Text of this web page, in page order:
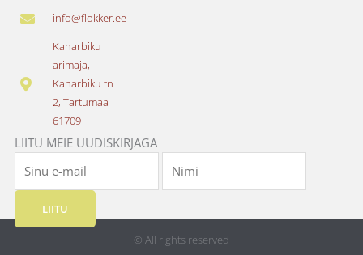
info@flokker.ee
Kanarbiku
ärimaja,
Kanarbiku tn
2, Tartumaa
61709
LIITU MEIE UUDISKIRJAGA
LIITU
© All rights reserved